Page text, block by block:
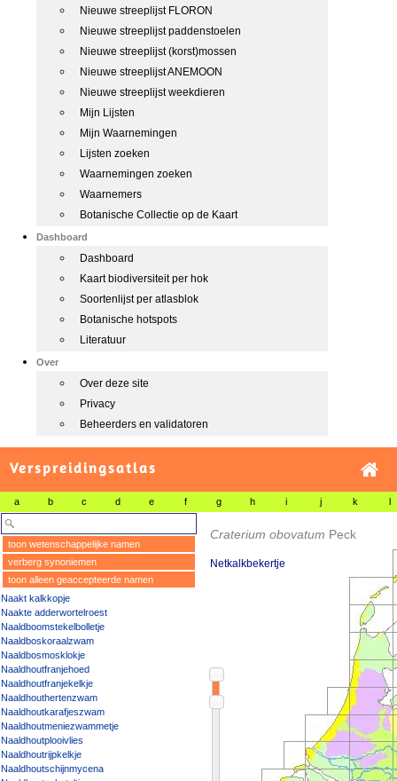
Nieuwe streeplijst FLORON
Nieuwe streeplijst paddenstoelen
Nieuwe streeplijst (korst)mossen
Nieuwe streeplijst ANEMOON
Nieuwe streeplijst weekdieren
Mijn Lijsten
Mijn Waarnemingen
Lijsten zoeken
Waarnemingen zoeken
Waarnemers
Botanische Collectie op de Kaart
Dashboard
Dashboard
Kaart biodiversiteit per hok
Soortenlijst per atlasblok
Botanische hotspots
Literatuur
Over
Over deze site
Privacy
Beheerders en validatoren
Verspreidingsatlas
a b c d e f g h i j k l
toon wetenschappelijke namen
verberg synoniemen
toon alleen geaccepteerde namen
Naakt kalkkopje
Naakte adderwortelroest
Naaldboomstekelbolletje
Naaldboskoraalzwam
Naaldbosmosklokje
Naaldhoutfranjehoed
Naaldhoutfranjekelkje
Naaldhouthertenzwam
Naaldhoutkarafjeszwam
Naaldhoutmeniezwammetje
Naaldhoutplooivlies
Naaldhoutrijpkelkje
Naaldhoutschijnmycena
Craterium obovatum Peck
Netkalkbekertje